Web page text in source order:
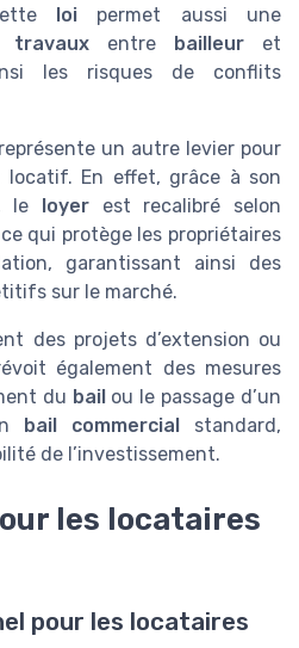
loi permet aussi une
travauxentre bailleuret
les risques de conflits
représente un autre levier pour
locatif. En effet, grâce à son
le
loyer est recalibré selon
qui protège les propriétaires
garantissant ainsi des
sur le marché.
des projets d’extension ou
également des mesures
du bail ou le passage d’un
bail commercial
standard,
de l’investissement.
les locataires
pour les locataires